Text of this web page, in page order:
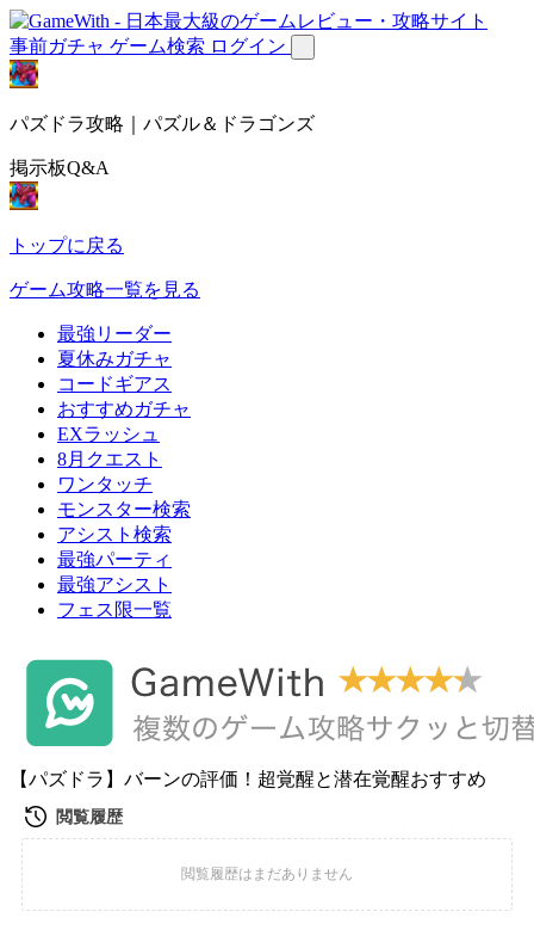
事前ガチャ ゲーム検索 ログイン
パズドラ攻略｜パズル＆ドラゴンズ
掲示板Q&A
トップに戻る
ゲーム攻略一覧を見る
最強リーダー
夏休みガチャ
コードギアス
おすすめガチャ
EXラッシュ
8月クエスト
ワンタッチ
モンスター検索
アシスト検索
最強パーティ
最強アシスト
フェス限一覧
【パズドラ】バーンの評価！超覚醒と潜在覚醒おすすめ